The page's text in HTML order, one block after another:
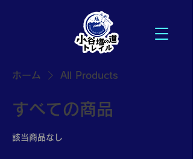
ホーム All Products
すべての商品
該当商品なし